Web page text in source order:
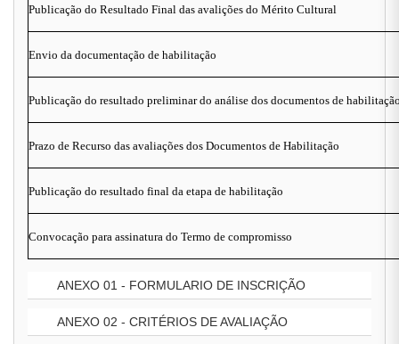
Publicação do Resultado Final das avalições do Mérito Cultural
Envio da documentação de habilitação
Publicação do resultado preliminar do análise dos documentos de
Prazo de Recurso das avaliações dos Documentos de Habilitação
Publicação do resultado final da etapa de habilitação
Convocação para assinatura do Termo de compromisso
ANEXO 01 - FORMULARIO DE INSCRIÇÃO
ANEXO 02 - CRITÉRIOS DE AVALIAÇÃO